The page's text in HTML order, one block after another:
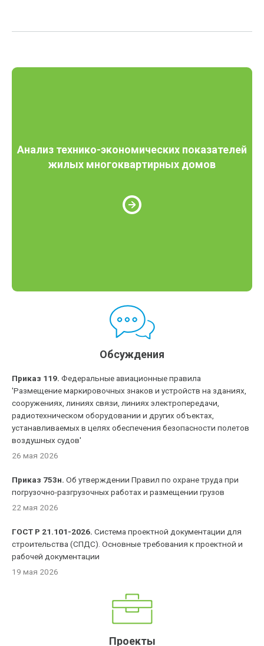
Анализ технико-экономических показателей
жилых многоквартирных домов
Обсуждения
Приказ 119. Федеральные авиационные правила
'Размещение маркировочных знаков и устройств на зданиях,
сооружениях, линиях связи, линиях электропередачи,
радиотехническом оборудовании и других объектах,
устанавливаемых в целях обеспечения безопасности полетов
воздушных судов'
26 мая 2026
Приказ 753н. Об утверждении Правил по охране труда при
погрузочно-разгрузочных работах и размещении грузов
22 мая 2026
ГОСТ Р 21.101-2026. Система проектной документации для
строительства (СПДС). Основные требования к проектной и
рабочей документации
19 мая 2026
Проекты